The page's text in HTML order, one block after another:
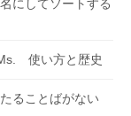
にしてソートする
使い方と歴史
ることばがない